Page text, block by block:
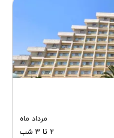
مرداد ماه
2 تا 3 شب